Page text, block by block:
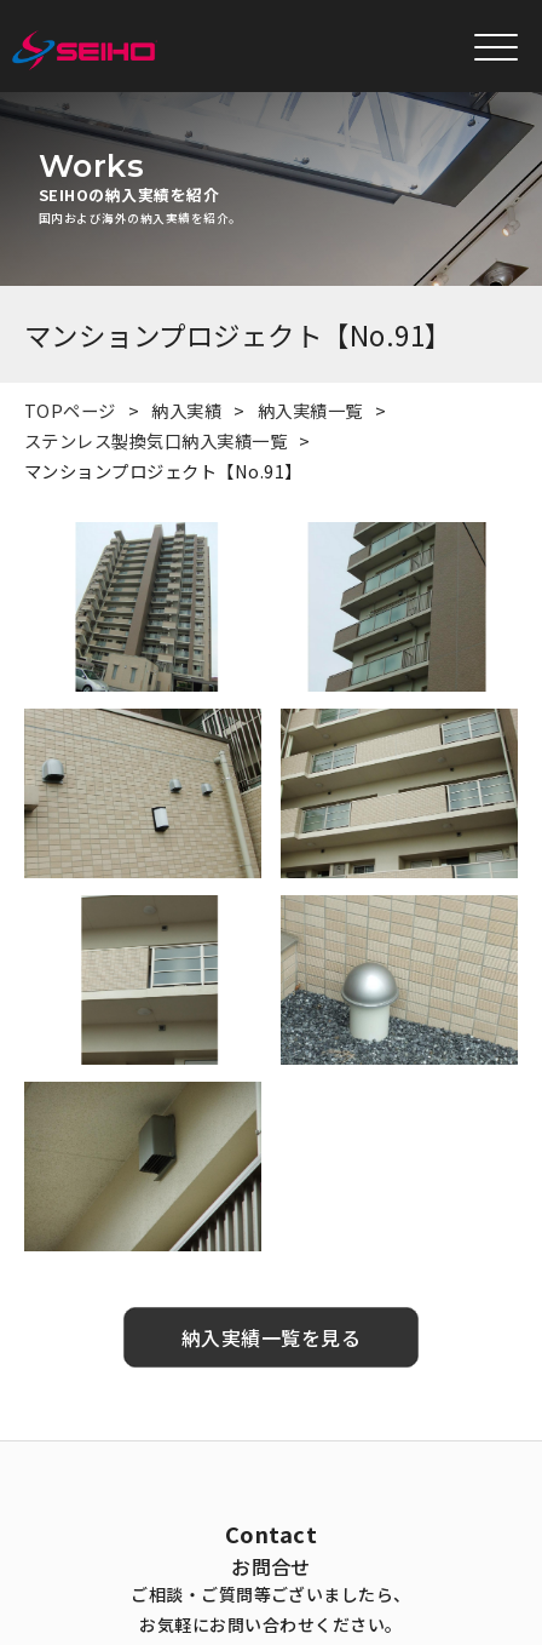
Works
SEIHOの納入実績を紹介
国内および海外の納入実績を紹介。
マンションプロジェクト【No.91】
TOPページ 納入実績
納入実績一覧
ステンレス製換気口納入実績一覧
マンションプロジェクト【No.91】
納入実績一覧を見る
Contact
お問合せ
ご相談・ご質問等ございましたら、
お気軽にお問い合わせください。